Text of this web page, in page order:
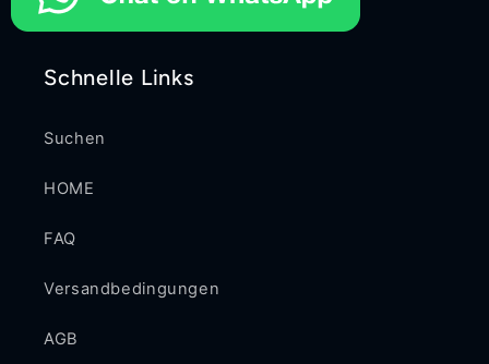
Schnelle Links
Suchen
HOME
FAQ
Versandbedingungen
AGB